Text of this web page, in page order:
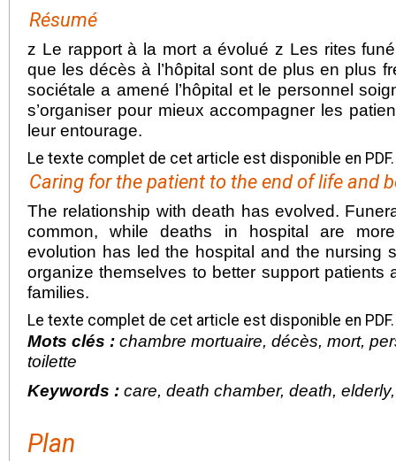
Résumé
z Le rapport à la mort a évolué z Les rites
que les décès à l’hôpital sont de plus en plus
sociétale a amené l’hôpital et le personnel
s’organiser pour mieux accompagner les
leur entourage.
Le texte complet de cet article est disponible en PDF.
Caring for the patient to the end of life and
The relationship with death has evolved.
common, while deaths in hospital are
evolution has led the hospital and the nursing
organize themselves to better support patients
families.
Le texte complet de cet article est disponible en PDF.
Mots clés : chambre mortuaire, décès, mort,
toilette
Keywords : care, death chamber, death,
Plan